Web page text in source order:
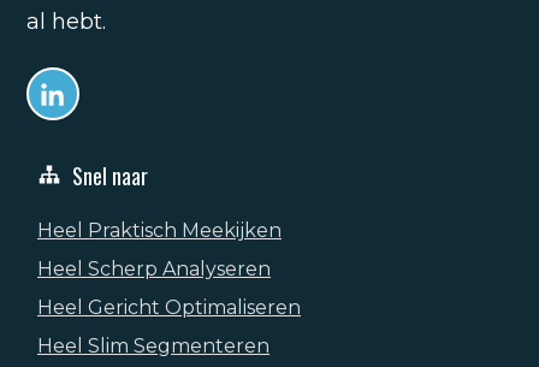
al hebt.
Snel naar
Heel Praktisch Meekijken
Heel Scherp Analyseren
Heel Gericht Optimaliseren
Heel Slim Segmenteren